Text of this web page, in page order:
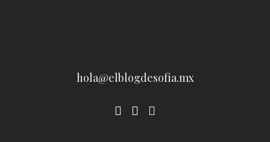
hola@elblogdesofia.mx